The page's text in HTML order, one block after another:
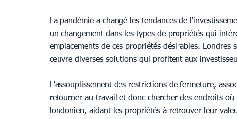
La pandémie a changé les tendances de
un changement dans les types de propriétés qui
emplacements de ces propriétés désirables. Londres
œuvre diverses solutions qui profitent aux
L'assouplissement des restrictions de fermeture,
retourner au travail et donc chercher des endroits
londonien, aidant les propriétés à retrouver leur